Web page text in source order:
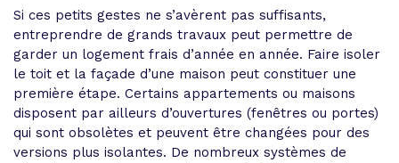
Si ces petits gestes ne s’avèrent pas suffisants,
entreprendre de grands travaux peut permettre de
garder un logement frais d’année en année. Faire isoler
le toit et la façade d’une maison peut constituer une
première étape. Certains appartements ou maisons
disposent par ailleurs d’ouvertures (fenêtres ou portes)
qui sont obsolètes et peuvent être changées pour des
versions plus isolantes. De nombreux systèmes de